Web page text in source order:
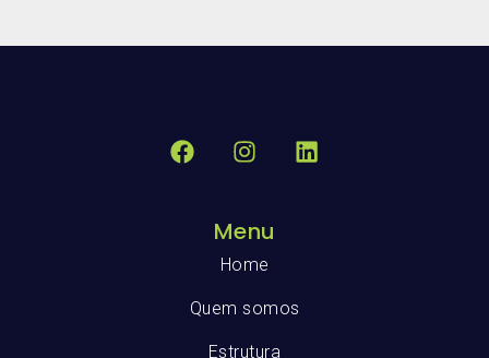
Menu
Home
Quem somos
Estrutura